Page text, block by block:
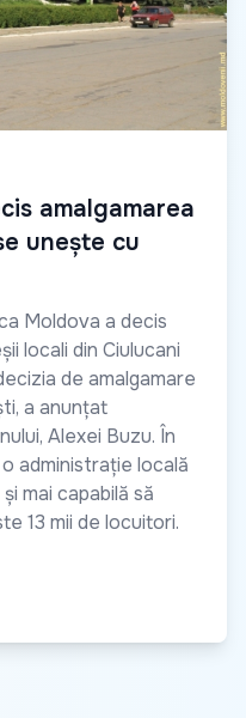
amalgamarea
unește cu
Moldova a decis
locali din Ciulucani
de amalgamare
a anunțat
Alexei Buzu. În
administrație locală
mai capabilă să
13 mii de locuitori.